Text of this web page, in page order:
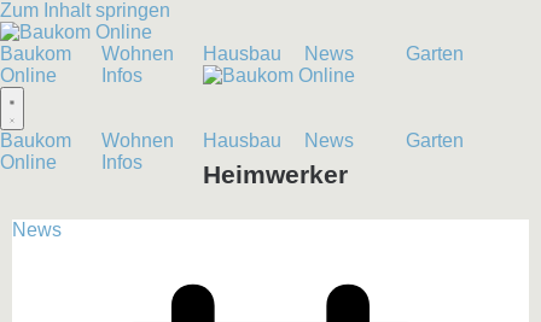
Zum Inhalt springen
Baukom
Online
Wohnen Hausbau News
Garten
Infos
Baukom
Online
Wohnen Hausbau News
Garten
Infos
Heimwerker
News